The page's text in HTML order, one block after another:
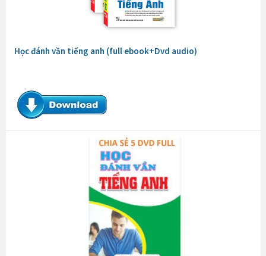
Học đánh vần tiếng anh (full ebook+Dvd audio)